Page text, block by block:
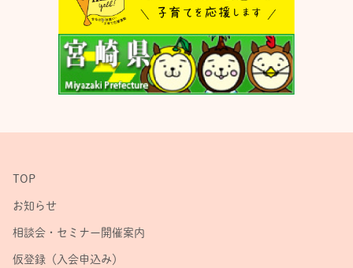
TOP
お知らせ
相談会・セミナー開催案内
仮登録（入会申込み）